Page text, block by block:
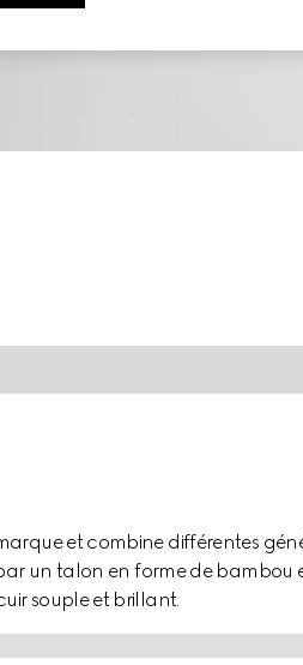
et combine différentes
un talon en forme de bambou
souple et brillant.